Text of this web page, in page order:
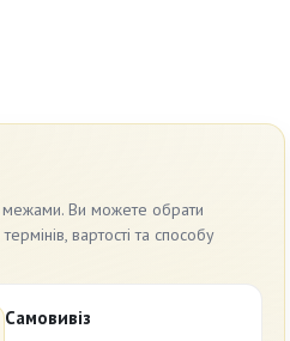
межами. Ви можете обрати
вартості та способу
Самовивіз